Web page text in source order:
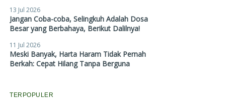
13 Jul 2026
Jangan Coba-coba, Selingkuh Adalah Dosa
Besar yang Berbahaya, Berikut Dalilnya!
11 Jul 2026
Meski Banyak, Harta Haram Tidak Pernah
Berkah: Cepat Hilang Tanpa Berguna
TERPOPULER